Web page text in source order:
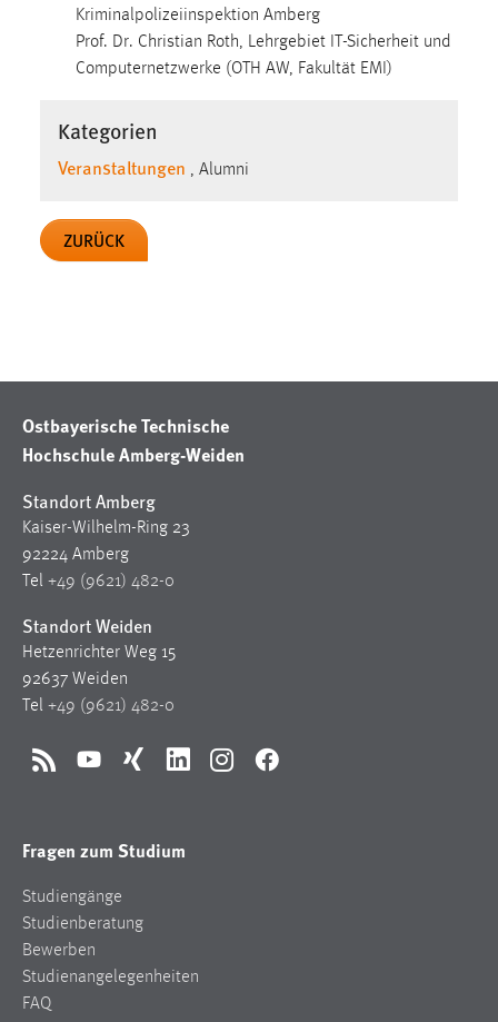
Kriminalpolizeiinspektion Amberg
Prof. Dr. Christian Roth, Lehrgebiet IT-Sicherheit und
Computernetzwerke (OTH AW, Fakultät EMI)
Kategorien
Veranstaltungen , Alumni
ZURÜCK
Ostbayerische Technische
Hochschule Amberg-Weiden
Standort Amberg
Kaiser-Wilhelm-Ring 23
92224 Amberg
Tel +49 (9621) 482-0
Standort Weiden
Hetzenrichter Weg 15
92637 Weiden
Tel +49 (9621) 482-0
RSS YouTubeXing LinkedInInstagramFacebook
Fragen zum Studium
Studiengänge
Studienberatung
Bewerben
Studienangelegenheiten
FAQ
Chat
MibewSessionID, MIBEW_UserID, mibew_locale, mibew-
Wird benötigt um die Chatfunktion nutzen zu können.
Cookie Laufzeit:
Name:
fe_user, be_user, be_lastLoginProvider
Zweck:
Dieser Cookie ist notwendig um sich an der Website
einloggen zu können.
24 Stunden
STATISTIK
Statistik Cookies erfassen Informationen anonym.
Diese Informationen helfen uns zu verstehen, wie
Matomo
Name:
_pk_ref, _pk_cvar, _pk_id, _pk_ses
Zweck:
Zugriffsstatistik